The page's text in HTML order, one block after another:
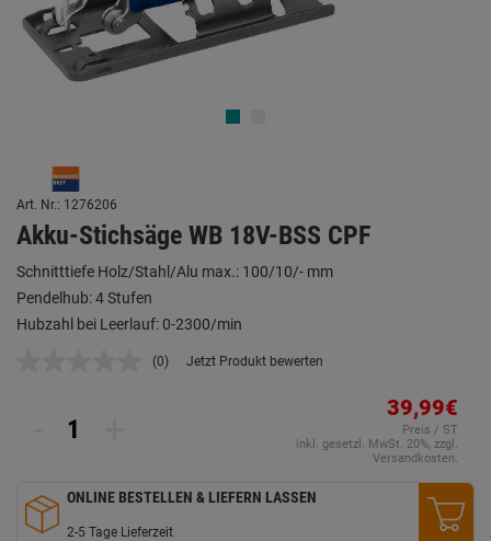
Art. Nr.: 1276206
Akku-Stichsäge WB 18V-BSS CPF
Schnitttiefe Holz/Stahl/Alu max.: 100/10/- mm
Pendelhub: 4 Stufen
Hubzahl bei Leerlauf: 0-2300/min
Kein
(0) Jetzt Produkt bewerten
39,99€
Preis / ST
inkl. gesetzl. MwSt. 20%, zzgl.
Versandkosten.
ONLINE BESTELLEN & LIEFERN LASSEN
2-5 Tage Lieferzeit